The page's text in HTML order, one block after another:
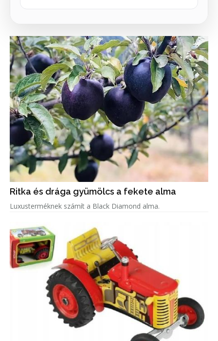
Ritka és drága gyümölcs a fekete alma
Luxusterméknek számít a Black Diamond alma.